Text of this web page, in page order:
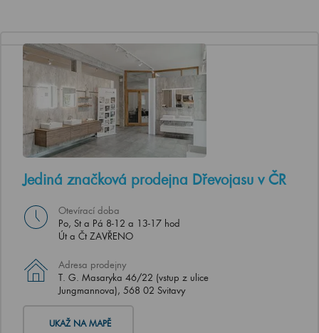
Jediná značková prodejna Dřevojasu v ČR
Otevírací doba
Po, St a Pá 8-12 a 13-17 hod
Út a Čt ZAVŘENO
Adresa prodejny
T. G. Masaryka 46/22 (vstup z ulice
Jungmannova), 568 02 Svitavy
UKAŽ NA MAPĚ